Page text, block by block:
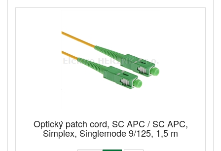
Optický patch cord, SC APC / SC APC,
Simplex, Singlemode 9/125, 1,5 m